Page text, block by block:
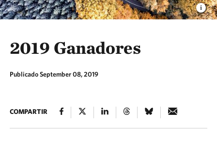
2019 Ganadores
Publicado September 08, 2019
COMPARTIR